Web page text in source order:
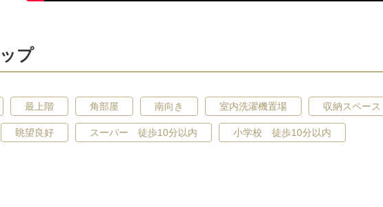
プ
最上階 角部屋 南向き 室内洗濯機置場 収納スペース
眺望良好 スーパー 徒歩10分以内 小学校 徒歩10分以内